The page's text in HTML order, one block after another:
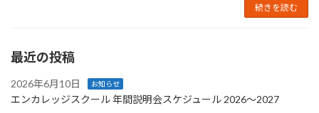
続きを読む
最近の投稿
2026年6月10日 お知らせ
エンカレッジスクール 年間説明会スケジュール 2026〜2027